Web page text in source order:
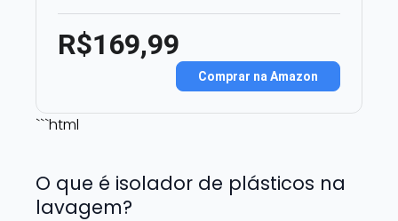
R$169,99
Comprar na Amazon
```html
O que é isolador de plásticos na
lavagem?